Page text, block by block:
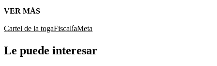
VER MÁS
Cartel de la togaFiscalíaMeta
Le puede interesar